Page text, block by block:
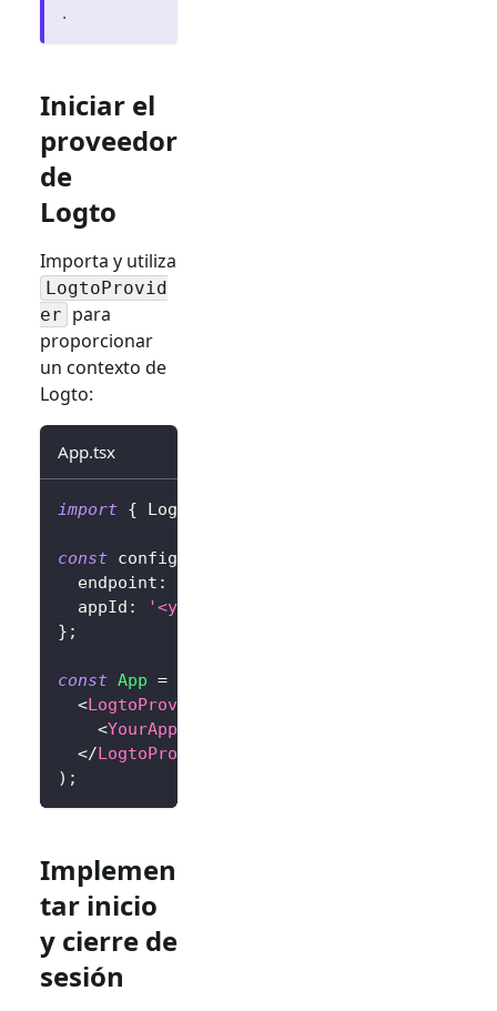
.
Iniciar el
proveedor
de
Logto
Importa y utiliza
LogtoProvid
er para
proporcionar
un contexto de
Logto:
App.tsx
import { LogtoProvider
const config
  endpoint
:
  appId
: '<your-application-id>'
} ;
const App =
<LogtoProvider
<YourAppContent
</LogtoProvider
) ;
Implemen
tar inicio
y cierre de
sesión